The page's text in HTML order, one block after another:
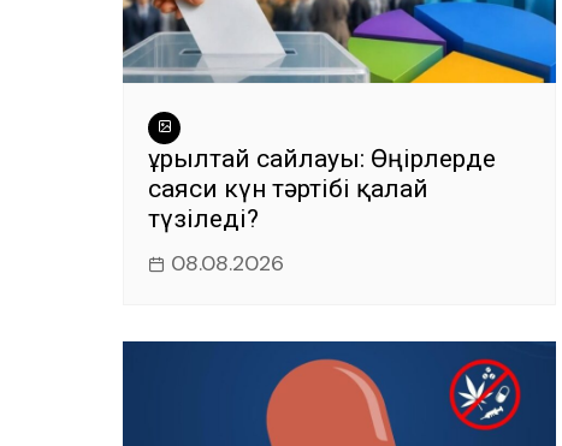
Құрылтай сайлауы: Өңірлерде
саяси күн тәртібі қалай
түзіледі?
08.08.2026